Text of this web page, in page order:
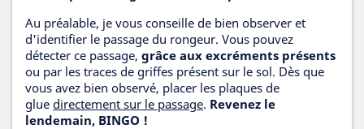
Au préalable, je vous conseille de bien observer et
d'identifier le passage du rongeur. Vous pouvez
détecter ce passage, grâce aux excréments présents
ou par les traces de griffes présent sur le sol. Dès que
vous avez bien observé, placer les plaques de
glue directement sur le passage. Revenez le
lendemain, BINGO !